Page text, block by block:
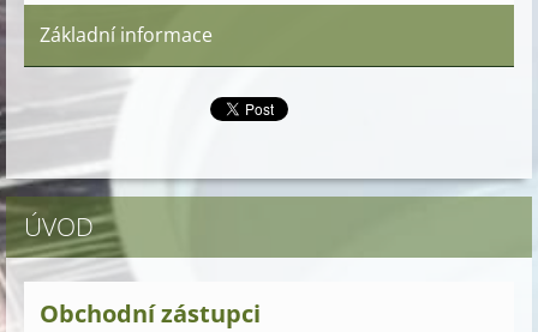
Základní informace
ÚVOD
Obchodní zástupci